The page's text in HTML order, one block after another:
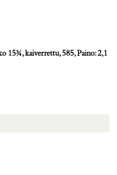
15¾, kaiverrettu, 585, Paino: 2,1